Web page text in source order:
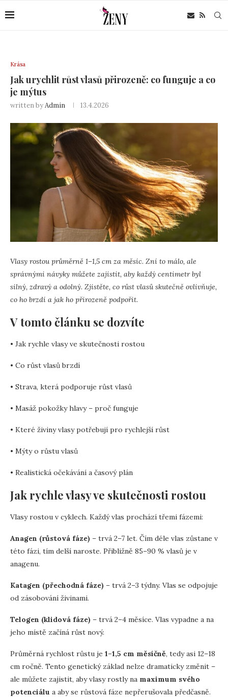
Krása
Jak urychlit růst vlasů přirozeně: co funguje a co
je mýtus
written byAdmin 13.4.2026
Vlasy rostou průměrně 1–1,5 cm za měsíc. Zní to málo, ale
správnými návyky můžete zajistit, aby každý centimetr byl
silný, zdravý a odolný. Zjistěte, co růst vlasů skutečně ovlivňuje,
co ho brzdí a jak ho přirozeně podpořit.
V tomto článku se dozvíte
• Jak rychle vlasy ve skutečnosti rostou
• Co růst vlasů brzdí
• Strava, která podporuje růst vlasů
• Masáž pokožky hlavy – proč funguje
• Které živiny vlasy potřebují pro rychlejší růst
• Mýty o růstu vlasů
• Realistická očekávání a časový plán
Jak rychle vlasy ve skutečnosti rostou
Vlasy rostou v cyklech. Každý vlas prochází třemi fázemi:
Anagen (růstová fáze) – trvá 2–7 let. Čím déle vlas zůstane v
této fázi, tím delší naroste. Přibližně 85–90 % vlasů je v
anagenu.
Katagen (přechodná fáze) – trvá 2–3 týdny. Vlas se odpojuje
od zásobování živinami.
Telogen (klidová fáze) – trvá 2–4 měsíce. Vlas vypadne a na
jeho místě začíná růst nový.
Průměrná rychlost růstu je 1–1,5 cm měsíčně, tedy asi 12–18
cm ročně. Tento genetický základ nelze dramaticky změnit –
ale můžete zajistit, aby vlasy rostly na maximum svého
potenciálu a aby se růstová fáze nepřerušovala předčasně.